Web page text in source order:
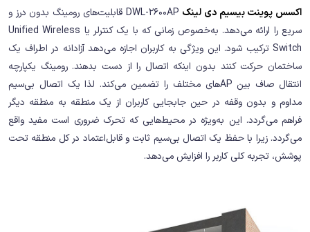
اکسس پوینت بیسیم دی لینک
DWL-2600AP قابلیت‌های رومینگ بدون درز و
سریع را ارائه می‌دهد. به‌خصوص زمانی که با یک کنترلر یا Unified Wireless
Switch ترکیب شود. این ویژگی به کاربران اجازه می‌دهد آزادانه در اطراف یک
ساختمان حرکت کنند بدون اینکه اتصال را از دست بدهند. رومینگ یکپارچه
انتقال صاف بین APهای مختلف را تضمین می‌کند. لذا یک اتصال بی‌سیم
مداوم و بدون وقفه در حین جابجایی کاربران از یک منطقه به منطقه دیگر
فراهم می‌گردد. این به‌ویژه در محیط‌هایی که تحرک ضروری است مفید واقع
می‌گردد. زیرا با حفظ یک اتصال بی‌سیم ثابت و قابل‌اعتماد در کل منطقه تحت
پوشش، تجربه کلی کاربر را افزایش می‌دهد.